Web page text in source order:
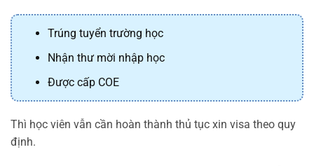
Trúng tuyển trường học
Nhận thư mời nhập học
Được cấp COE
Thì học viên vẫn cần hoàn thành thủ tục xin visa theo quy
định.